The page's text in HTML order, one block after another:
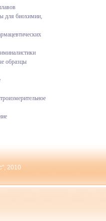
для биохимии,
образцы
2010